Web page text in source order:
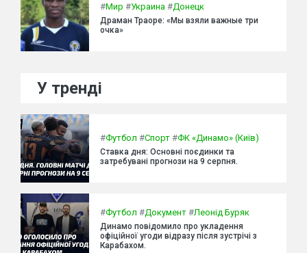
#Мир #Украина #Донецк
Драман Траоре: «Мы взяли важные три
очка»
У тренді
#Футбол #Спорт #ФК «Динамо» (Київ)
Ставка дня: Основні поєдинки та
затребувані прогнози на 9 серпня.
#Футбол #Документ #Леонід Буряк
Динамо повідомило про укладення
офіційної угоди відразу після зустрічі з
Карабахом.